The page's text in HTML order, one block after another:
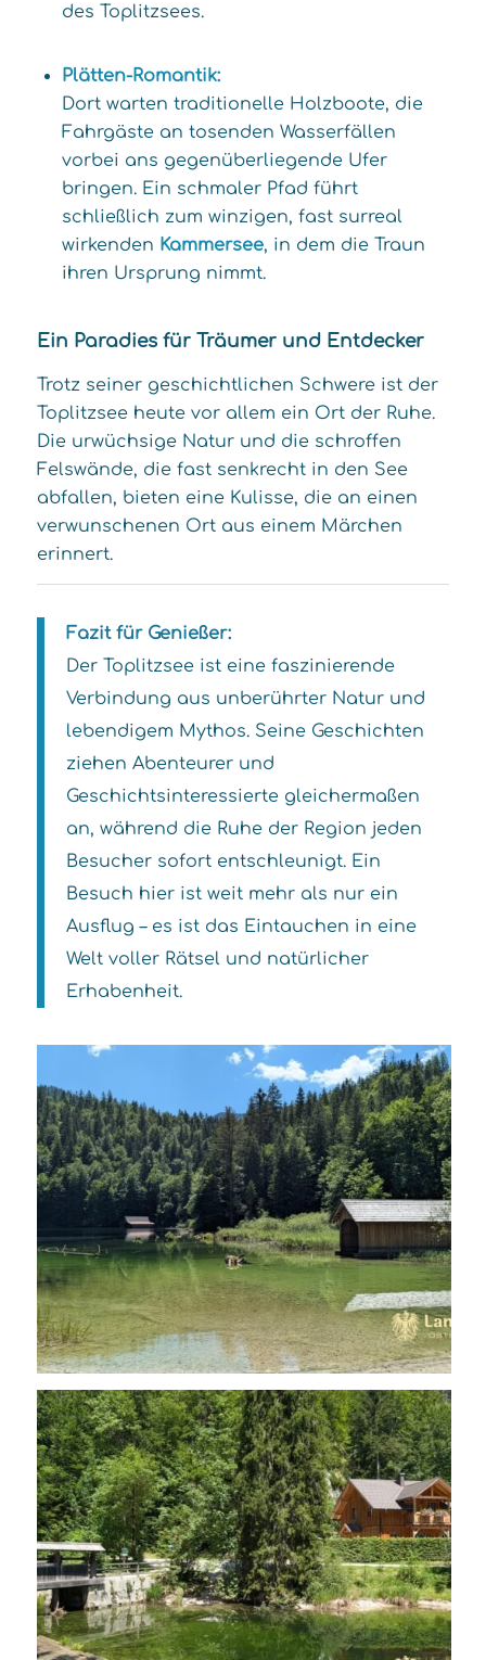
des Toplitzsees.
Plätten-Romantik:
Dort warten traditionelle Holzboote, die
Fahrgäste an tosenden Wasserfällen
vorbei ans gegenüberliegende Ufer
bringen. Ein schmaler Pfad führt
schließlich zum winzigen, fast surreal
wirkenden Kammersee, in dem die Traun
ihren Ursprung nimmt.
Ein Paradies für Träumer und Entdecker
Trotz seiner geschichtlichen Schwere ist der
Toplitzsee heute vor allem ein Ort der Ruhe.
Die urwüchsige Natur und die schroffen
Felswände, die fast senkrecht in den See
abfallen, bieten eine Kulisse, die an einen
verwunschenen Ort aus einem Märchen
erinnert.
Fazit für Genießer:
Der Toplitzsee ist eine faszinierende
Verbindung aus unberührter Natur und
lebendigem Mythos. Seine Geschichten
ziehen Abenteurer und
Geschichtsinteressierte gleichermaßen
an, während die Ruhe der Region jeden
Besucher sofort entschleunigt. Ein
Besuch hier ist weit mehr als nur ein
Ausflug – es ist das Eintauchen in eine
Welt voller Rätsel und natürlicher
Erhabenheit.